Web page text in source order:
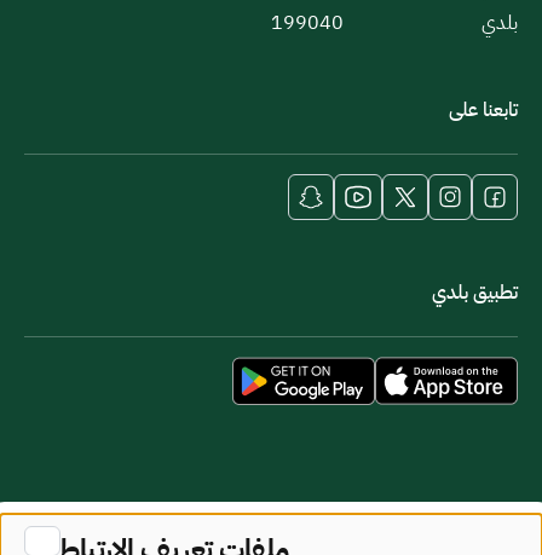
بلدي
199040
تابعنا على
تطبيق بلدي
خريطة الموقعشروط الاستخدام